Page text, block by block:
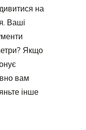
на
Ваші
Якщо
вам
інше